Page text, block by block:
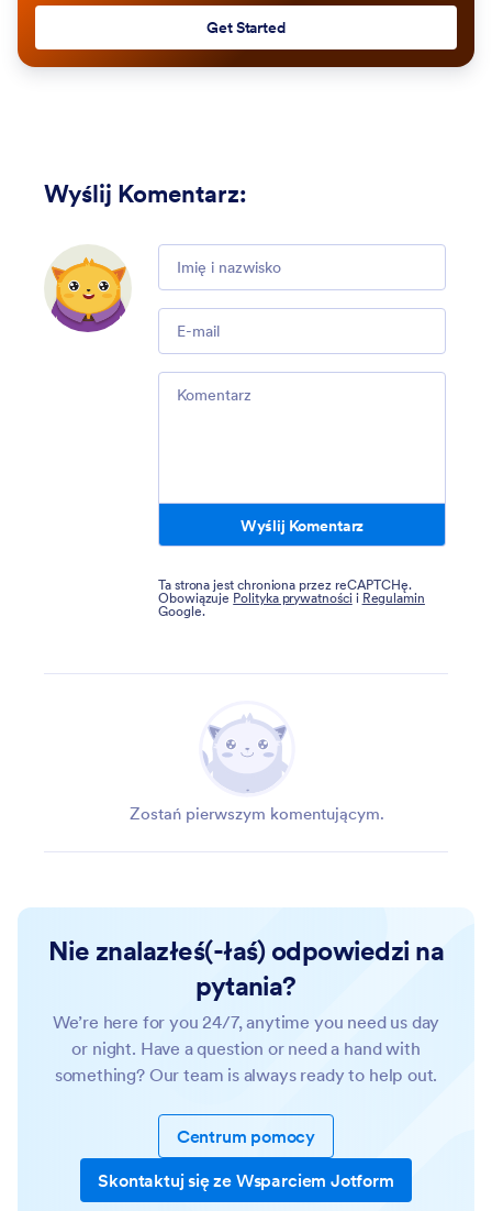
Get Started
Wyślij Komentarz:
Wyślij Komentarz
Ta strona jest chroniona przez reCAPTCHę.
Obowiązuje Polityka prywatnościi Regulamin
Google.
Zostań pierwszym komentującym.
Nie znalazłeś(-łaś) odpowiedzi na
pytania?
We’re here for you 24/7, anytime you need us day
or night. Have a question or need a hand with
something? Our team is always ready to help out.
Centrum pomocy
Skontaktuj się ze Wsparciem Jotform